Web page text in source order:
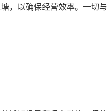
，以确保经营效率。一切